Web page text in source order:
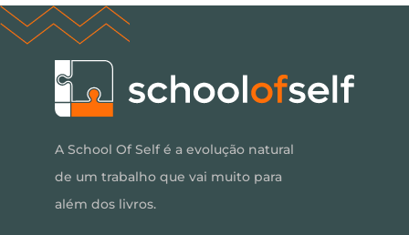
A School Of Self é a evolução natural
de um trabalho que vai muito para
além dos livros.